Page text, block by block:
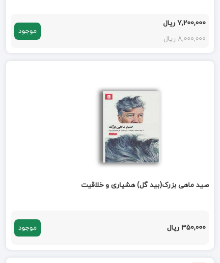
7,200,000 ریال
8,000,000 ریال
موجود
صید ماهی بزرک(بید گل) هشیاری و خلاقیت
350,000 ریال موجود